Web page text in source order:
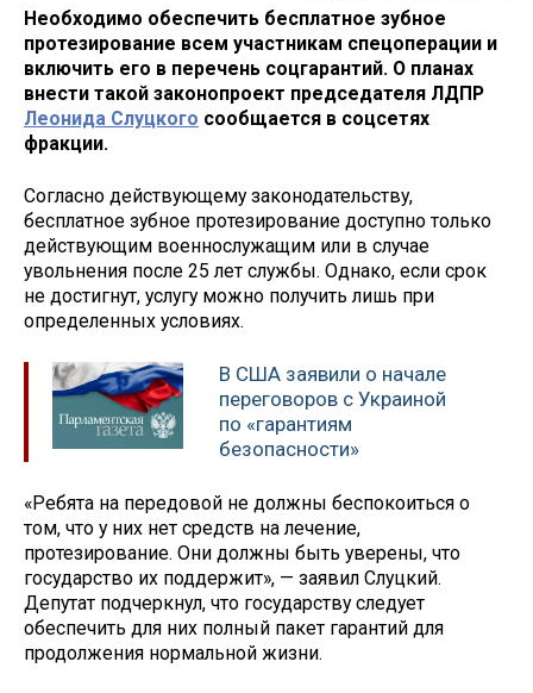
Необходимо обеспечить бесплатное зубное
протезирование всем участникам спецоперации и
включить его в перечень соцгарантий. О планах
внести такой законопроект председателя ЛДПР
Леонида Слуцкого сообщается в соцсетях
фракции.
Согласно действующему законодательству,
бесплатное зубное протезирование доступно только
действующим военнослужащим или в случае
увольнения после 25 лет службы. Однако, если срок
не достигнут, услугу можно получить лишь при
определенных условиях.
В США заявили о начале
переговоров с Украиной
по «гарантиям
безопасности»
«Ребята на передовой не должны беспокоиться о
том, что у них нет средств на лечение,
протезирование. Они должны быть уверены, что
государство их поддержит», — заявил Слуцкий.
Депутат подчеркнул, что государству следует
обеспечить для них полный пакет гарантий для
продолжения нормальной жизни.